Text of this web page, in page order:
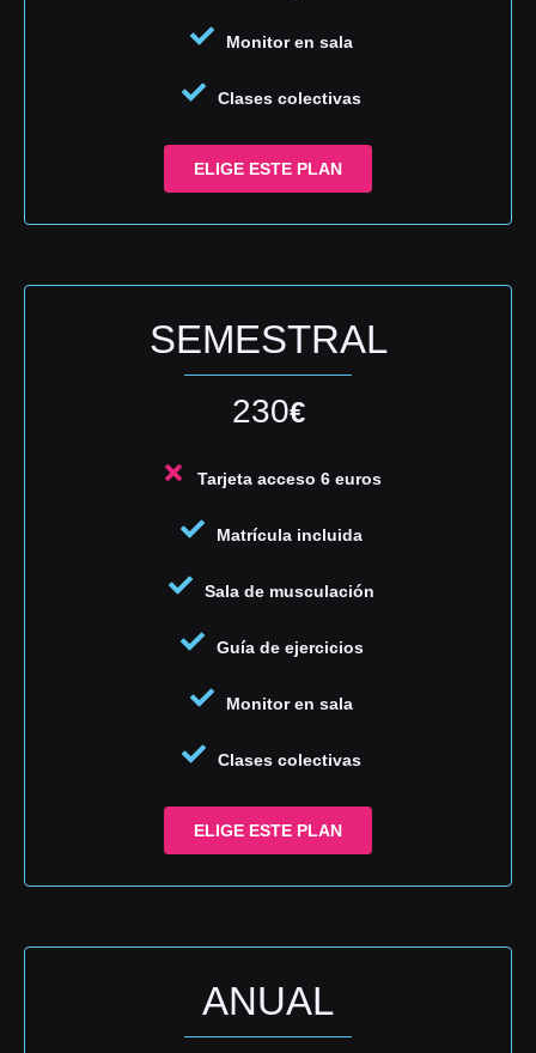
Monitor en sala
Clases colectivas
ELIGE ESTE PLAN
SEMESTRAL
230€
Tarjeta acceso 6 euros
Matrícula incluida
Sala de musculación
Guía de ejercicios
Monitor en sala
Clases colectivas
ELIGE ESTE PLAN
ANUAL